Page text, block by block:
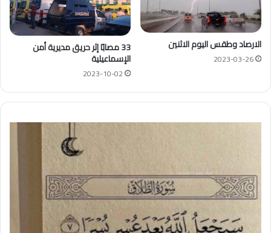
الارصاد وطقس اليوم الاثنين
2023-03-26
33 مصابًا إثر حريق مديرية أمن
الإسماعيلية
2023-10-02